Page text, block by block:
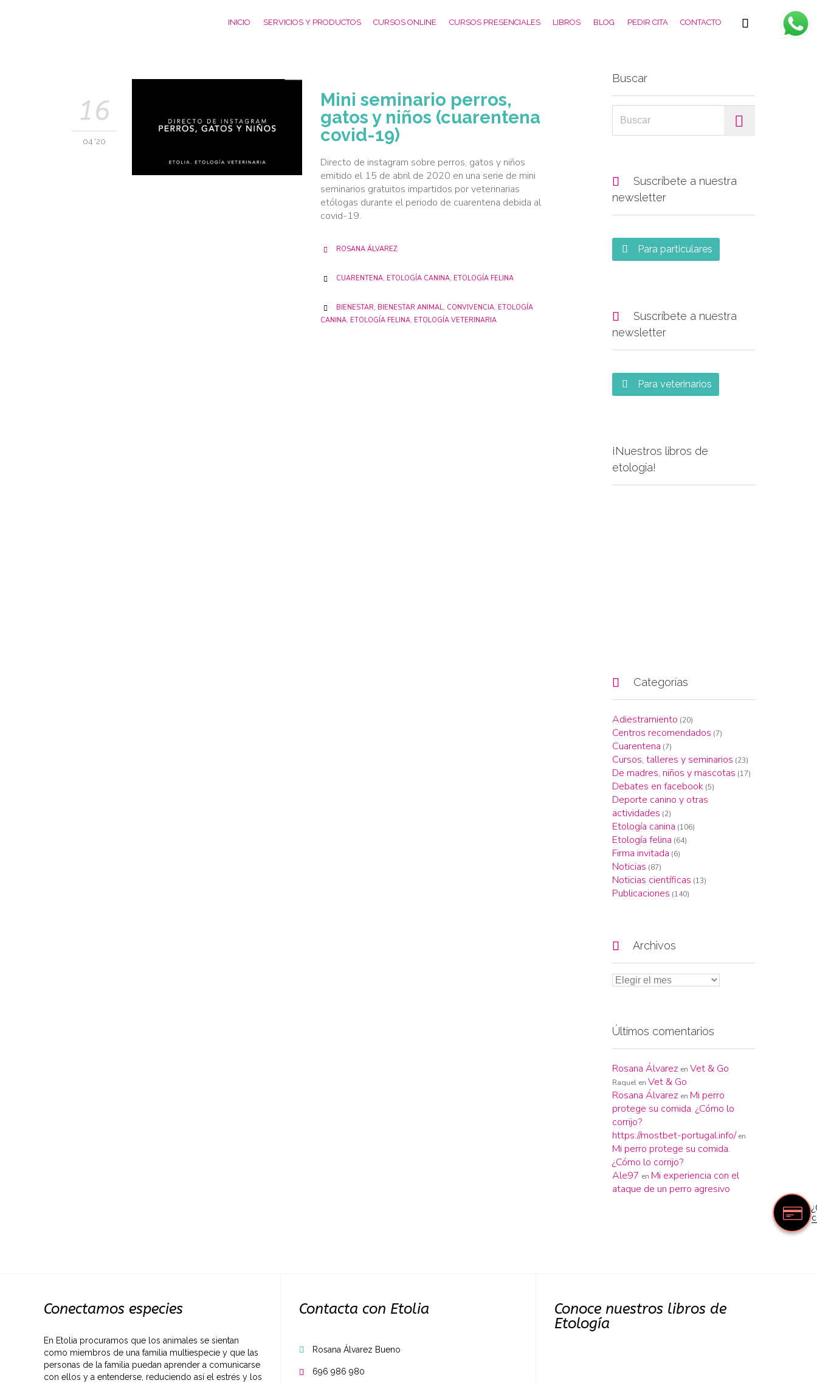
Skip
INICIO SERVICIOS Y PRODUCTOS CURSOS ONLINE CURSOS PRESENCIALES LIBROS BLOG PEDIR CITA CONTACTO 
16
04 '20
Mini seminario perros,
gatos y niños (cuarentena
covid-19)
Directo de instagram sobre perros, gatos y niños
emitido el 15 de abril de 2020 en una serie de mini
seminarios gratuitos impartidos por veterinarias
etólogas durante el periodo de cuarentena debida al
covid-19.
 ROSANA ÁLVAREZ
 CATEGORY
CUARENTENA, ETOLOGÍA CANINA, ETOLOGÍA FELINA
 CATEGORY
BIENESTAR, BIENESTAR ANIMAL, CONVIVENCIA, ETOLOGÍA
CANINA, ETOLOGÍA FELINA, ETOLOGÍA VETERINARIA
Buscar

Suscríbete a nuestra
newsletter
 Para particulares

Suscríbete a nuestra
newsletter
 Para veterinarios
¡Nuestros libros de
etología!
 Categorías
Adiestramiento (20)
Centros recomendados (7)
Cuarentena (7)
Cursos, talleres y seminarios (23)
De madres, niños y mascotas (17)
Debates en facebook (5)
Deporte canino y otras
actividades (2)
Etología canina (106)
Etología felina (64)
Firma invitada (6)
Noticias (87)
Noticias científicas (13)
Publicaciones (140)
 Archivos
Últimos comentarios
Rosana Álvarez en Vet & Go
Raquel en Vet & Go
Rosana Álvarez en Mi perro
protege su comida. ¿Cómo lo
corrijo?
https://mostbet-portugal.info/ en
Mi perro protege su comida.
¿Cómo lo corrijo?
Ale97 en Mi experiencia con el
ataque de un perro agresivo
Conectamos especies
En Etolia procuramos que los animales se sientan
como miembros de una familia multiespecie y que las
personas de la familia puedan aprender a comunicarse
con ellos y a entenderse, reduciendo así el estrés y los
Contacta con Etolia
 Rosana Álvarez Bueno
 696 986 980
Conoce nuestros libros de
Etología